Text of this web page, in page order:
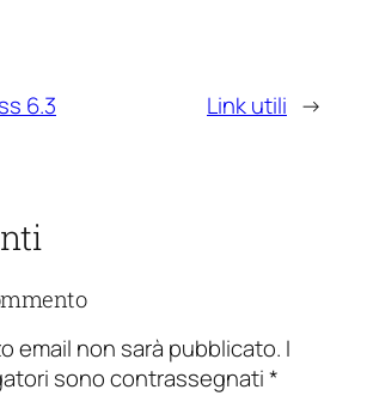
6.3 Link utili →
email non sarà pubblicato. I
sono contrassegnati*